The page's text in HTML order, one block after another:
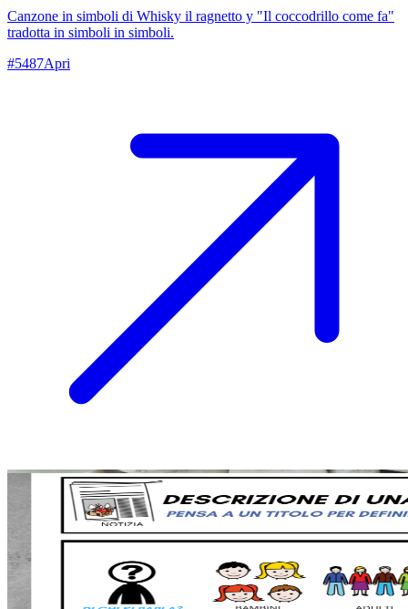
Canzone in simboli di Whisky il ragnetto y "Il coccodrillo come fa"
tradotta in simboli in simboli.
#5487Apri